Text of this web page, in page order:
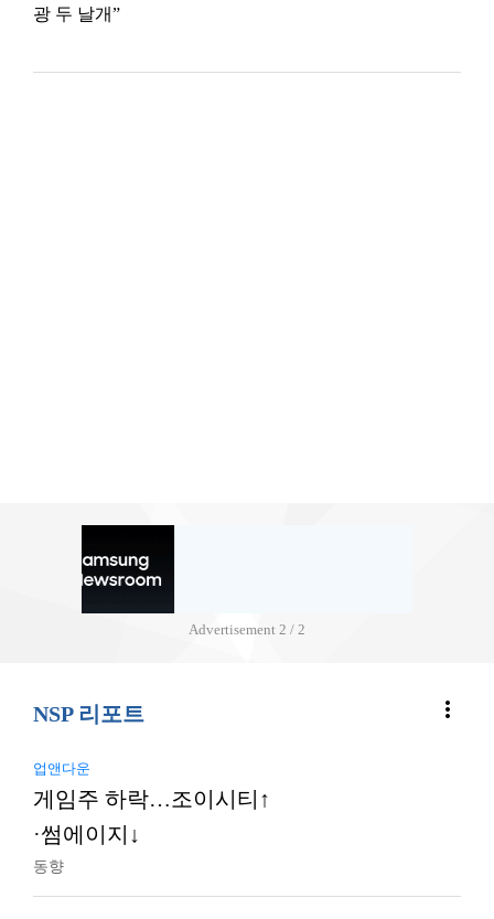
광 두 날개”
Advertisement 2 / 2
NSP 리포트 more_vert
업앤다운
게임주 하락…조이시티↑
·썸에이지↓
동향